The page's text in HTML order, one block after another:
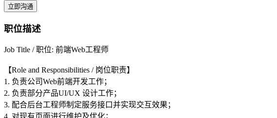
立即沟通
职位描述
Job Title / 职位: 前端Web工程师
【Role and Responsibilities / 岗位职责】
1. 负责公司Web前端开发工作；
2. 负责部分产品UI/UX 设计工作；
3. 配合后台工程师制定服务接口并实现交互效果；